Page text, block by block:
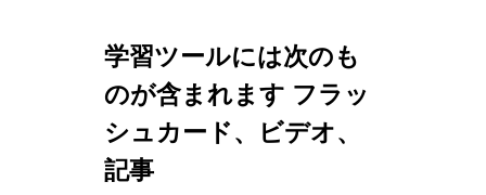
学習ツールには次のも
のが含まれます フラッ
シュカード、ビデオ、
記事